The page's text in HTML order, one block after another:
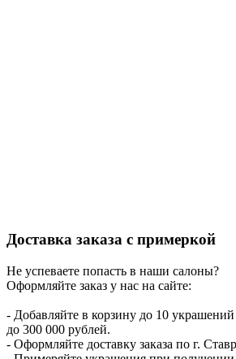
Доставка заказа с примеркой
Не успеваете попасть в наши салоны?
Оформляйте заказ у нас на сайте:
- Добавляйте в корзину до 10
до 300 000 рублей.
- Оформляйте доставку заказа по г.